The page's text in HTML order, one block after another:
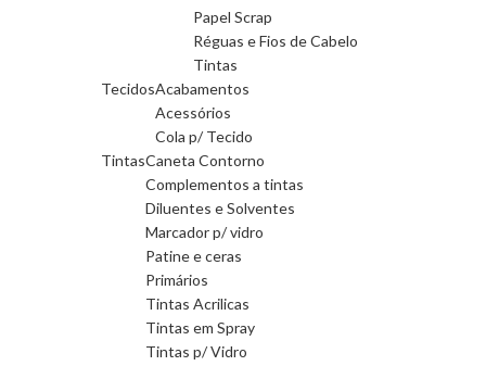
Papel Scrap
Réguas e Fios de Cabelo
Tintas
TecidosAcabamentos
Acessórios
Cola p/ Tecido
TintasCaneta Contorno
Complementos a tintas
Diluentes e Solventes
Marcador p/ vidro
Patine e ceras
Primários
Tintas Acrilicas
Tintas em Spray
Tintas p/ Vidro